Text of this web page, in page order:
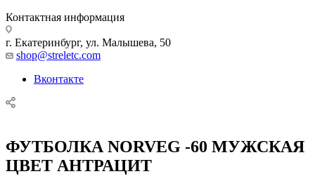
Контактная информация
г. Екатеринбург, ул. Малышева, 50
shop@streletc.com
Вконтакте
ФУТБОЛКА NORVEG -60 МУЖСКАЯ
ЦВЕТ АНТРАЦИТ